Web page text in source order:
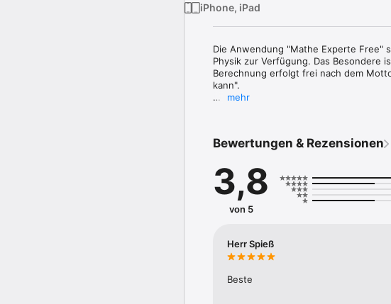
iPhone, iPad
Die Anwendung "Mathe Experte Free"
Physik zur Verfügung. Das Besondere
Berechnung erfolgt frei nach dem
kann".
mehr
Bewertungen & Rezensionen
3,8
von 5
Herr Spieß
Beste